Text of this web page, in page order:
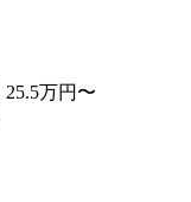
25.5万円〜